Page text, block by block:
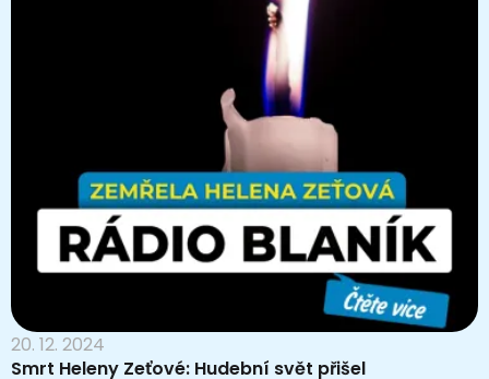
20. 12. 2024
Smrt Heleny Zeťové: Hudební svět přišel